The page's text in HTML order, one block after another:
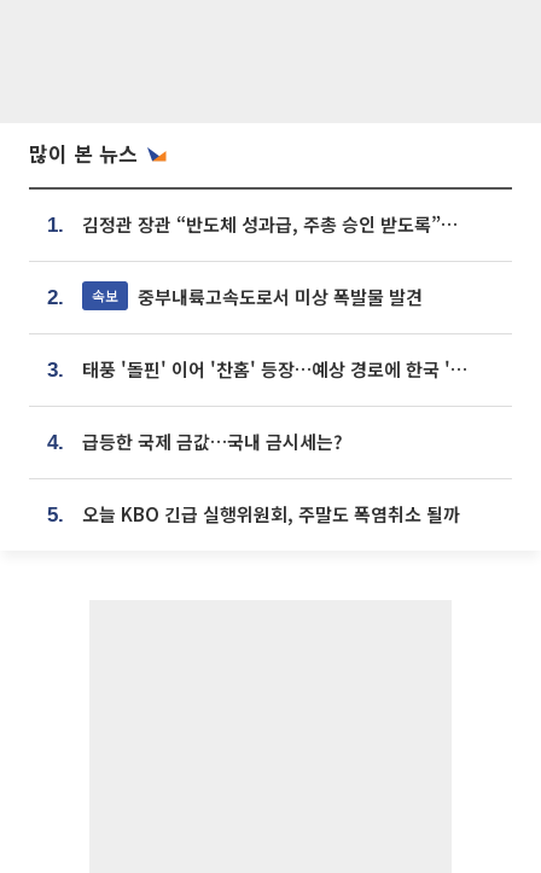
많이 본 뉴스
1. 김정관 장관 “반도체 성과급, 주총 승인 받도록”…상법·자본시장법 개정 시사
2. 속보 중부내륙고속도로서 미상 폭발물 발견
3. 태풍 '돌핀' 이어 '찬홈' 등장…예상 경로에 한국 '한숨'
4. 급등한 국제 금값…국내 금시세는?
5. 오늘 KBO 긴급 실행위원회, 주말도 폭염취소 될까